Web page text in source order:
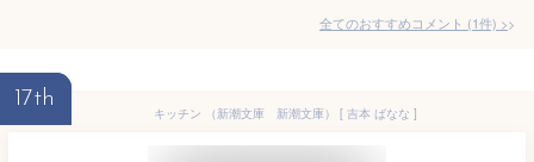
全てのおすすめコメント (1件) >
17th
キッチン （新潮文庫 新潮文庫） [ 吉本 ばなな ]